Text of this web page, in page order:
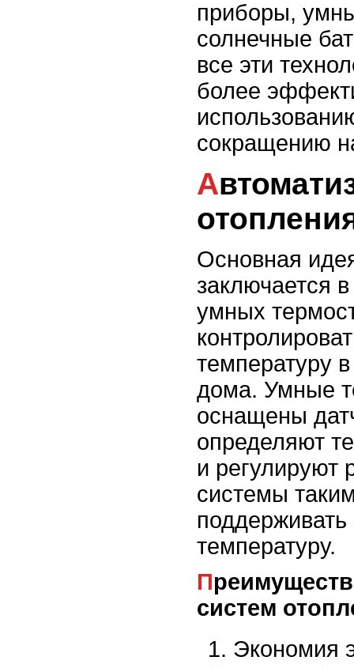
приборы,
солнечные
все эти
более
сокращению
Автоматизация систем
Основная
заключается
умных
температуру
дома. Умные
оснащены
определяют
и регулируют
системы
температуру.
Преимущества автоматизации
систем
Экономия